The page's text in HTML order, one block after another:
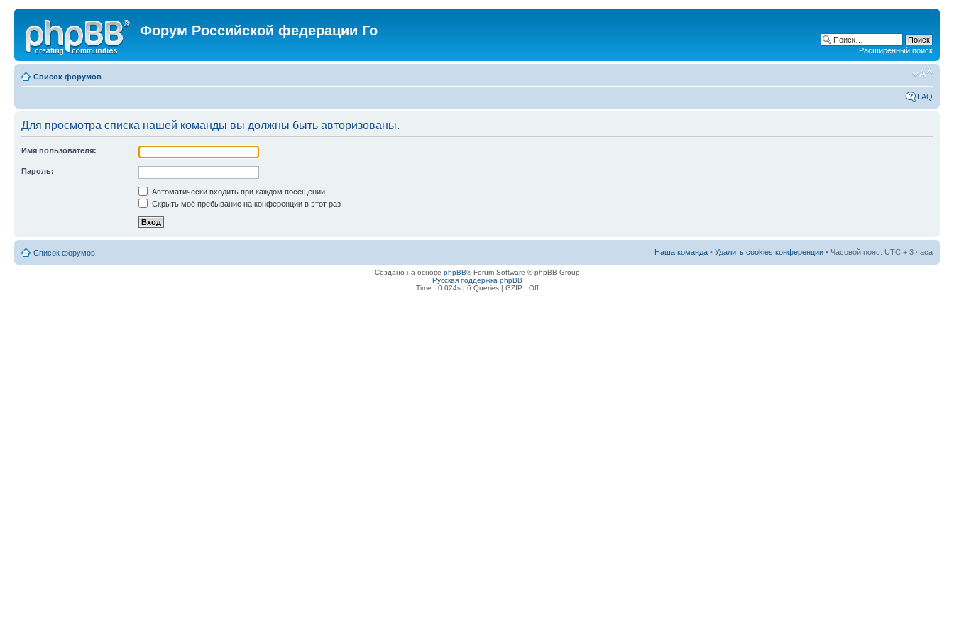
Форум Российской федерации Го
Расширенный поиск
Список форумов
FAQ
Для просмотра списка нашей команды вы должны быть авторизованы.
Имя пользователя:
Пароль:
Автоматически входить при каждом посещении
Скрыть моё пребывание на конференции в этот раз
Список форумов Наша команда • Удалить cookies конференции • Часовой пояс: UTC + 3 часа
Создано на основе phpBB® Forum Software © phpBB Group
Русская поддержка phpBB
Time : 0.024s | 6 Queries | GZIP : Off